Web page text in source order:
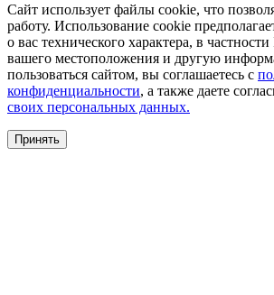
Сайт использует файлы cookie, что
работу. Использование cookie
о вас технического характера, в
вашего местоположения и другую
пользоваться сайтом, вы соглашаетесь с
конфиденциальности, а также даете
своих персональных данных.
Принять